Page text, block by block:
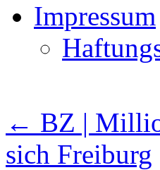
Impressum
← BZ |
sich Freiburg